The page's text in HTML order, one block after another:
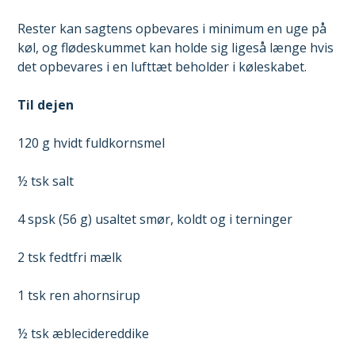
Rester kan sagtens opbevares i minimum en uge på
køl, og flødeskummet kan holde sig ligeså længe ​​hvis
det opbevares i en lufttæt beholder i køleskabet.
Til dejen
120 g hvidt fuldkornsmel
½ tsk salt
4 spsk (56 g) usaltet smør, koldt og i terninger
2 tsk fedtfri mælk
1 tsk ren ahornsirup
½ tsk æblecidereddike